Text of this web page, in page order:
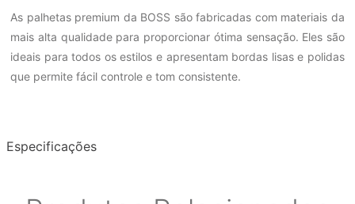
As palhetas premium da BOSS são fabricadas com materiais da
mais alta qualidade para proporcionar ótima sensação. Eles são
ideais para todos os estilos e apresentam bordas lisas e polidas
que permite fácil controle e tom consistente.
Especificações